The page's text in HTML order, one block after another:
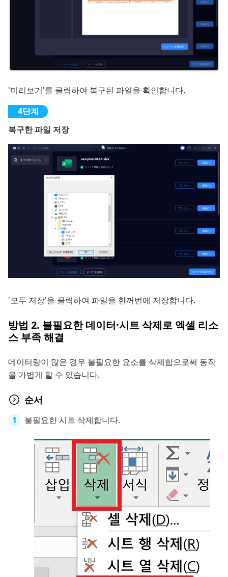
'미리보기'를 클릭하여 복구된 파일을 확인합니다.
복구한 파일 저장
'모두 저장'을 클릭하여 파일을 한꺼번에 저장합니다.
방법 2. 불필요한 데이터·시트 삭제로 엑셀 리소
스 부족 해결
데이터량이 많은 경우 불필요한 요소를 삭제함으로써 동작
을 가볍게 할 수 있습니다.
순서
불필요한 시트 삭제합니다.